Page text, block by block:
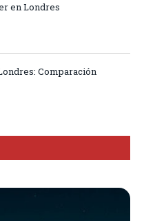
en Londres
Comparación